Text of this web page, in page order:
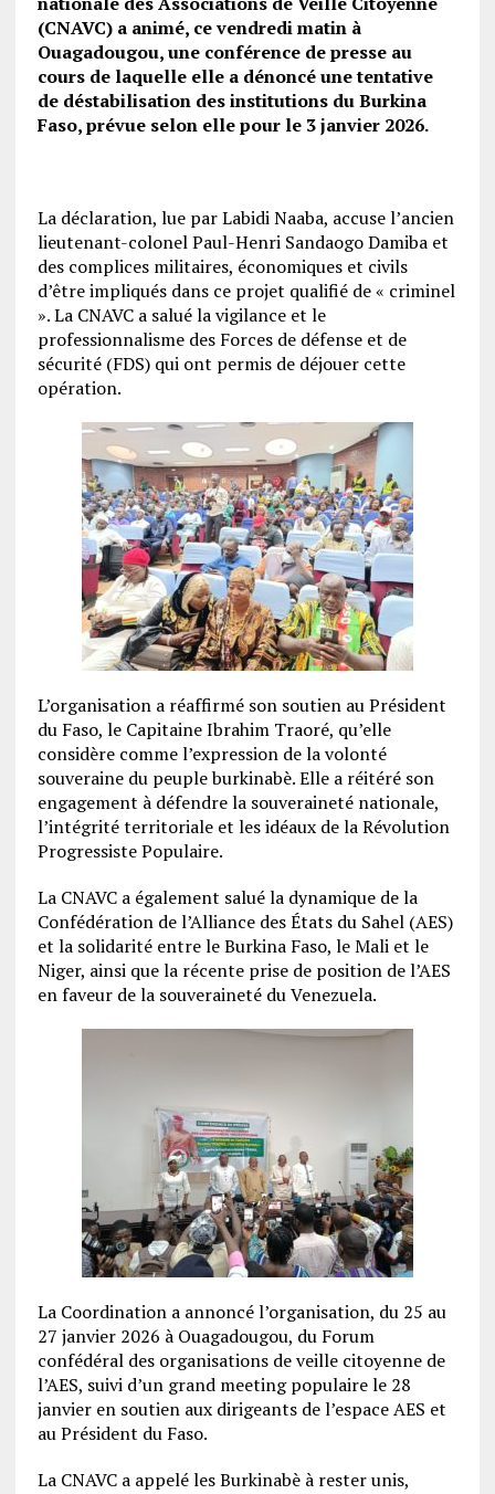
(CNAVC) a animé, ce vendredi matin à
Ouagadougou, une conférence de presse au
cours de laquelle elle a dénoncé une tentative
de déstabilisation des institutions du Burkina
Faso, prévue selon elle pour le 3 janvier 2026.
La déclaration, lue par Labidi Naaba, accuse l’ancien
lieutenant-colonel Paul-Henri Sandaogo Damiba et
des complices militaires, économiques et civils
d’être impliqués dans ce projet qualifié de « criminel
». La CNAVC a salué la vigilance et le
professionnalisme des Forces de défense et de
sécurité (FDS) qui ont permis de déjouer cette
opération.
L’organisation a réaffirmé son soutien au Président
du Faso, le Capitaine Ibrahim Traoré, qu’elle
considère comme l’expression de la volonté
souveraine du peuple burkinabè. Elle a réitéré son
engagement à défendre la souveraineté nationale,
l’intégrité territoriale et les idéaux de la Révolution
Progressiste Populaire.
La CNAVC a également salué la dynamique de la
Confédération de l’Alliance des États du Sahel (AES)
et la solidarité entre le Burkina Faso, le Mali et le
Niger, ainsi que la récente prise de position de l’AES
en faveur de la souveraineté du Venezuela.
La Coordination a annoncé l’organisation, du 25 au
27 janvier 2026 à Ouagadougou, du Forum
confédéral des organisations de veille citoyenne de
l’AES, suivi d’un grand meeting populaire le 28
janvier en soutien aux dirigeants de l’espace AES et
au Président du Faso.
La CNAVC a appelé les Burkinabè à rester unis,